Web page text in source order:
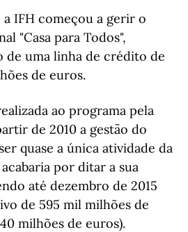
a IFH começou a gerir o
"Casa para Todos",
de uma linha de crédito de
de euros.
ao programa pela
de 2010 a gestão do
quase a única atividade da
por ditar a sua
até dezembro de 2015
de 595 mil milhões de
milhões de euros).